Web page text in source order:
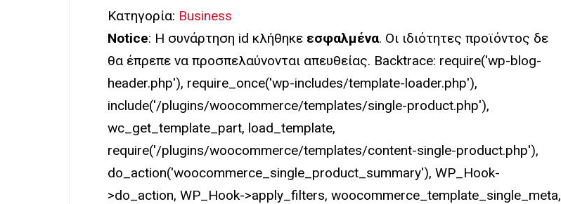
Κατηγορία: Business
Notice: Η συνάρτηση id κλήθηκε εσφαλμένα. Οι ιδιότητες προϊόντος δε
θα έπρεπε να προσπελαύνονται απευθείας. Backtrace: require('wp-blog-
header.php'), require_once('wp-includes/template-loader.php'),
include('/plugins/woocommerce/templates/single-product.php'),
wc_get_template_part, load_template,
require('/plugins/woocommerce/templates/content-single-product.php'),
do_action('woocommerce_single_product_summary'), WP_Hook-
>do_action, WP_Hook->apply_filters, woocommerce_template_single_meta,